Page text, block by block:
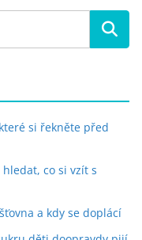
si řekněte před
co si vzít s
a kdy se doplácí